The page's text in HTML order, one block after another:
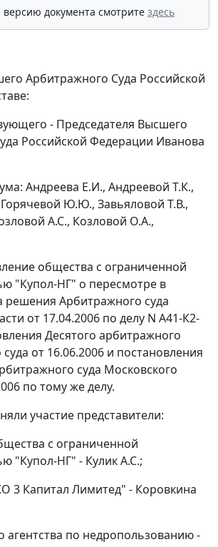
версию документа смотрите здесь
Арбитражного Суда Российской
- Председателя Высшего
Российской Федерации Иванова
Андреева Е.И., Андреевой Т.К.,
Ю.Ю., Завьяловой Т.В.,
А.С., Козловой О.А.,
общества с ограниченной
"Купол-НГ" о пересмотре в
решения Арбитражного суда
от 17.04.2006 по делу N А41-К2-
Десятого арбитражного
от 16.06.2006 и постановления
суда Московского
по тому же делу.
участие представители:
с ограниченной
"Купол-НГ" - Кулик А.С.;
3 Капитал Лимитед" - Коровкина
агентства по недропользованию -